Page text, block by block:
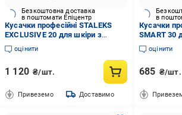
Безкоштовна доставка
в поштомати Епіцентр
Кусачки професійні STALEKS
EXCLUSIVE 20 для шкіри з
візерунком magnolia 5 мм (NX-
20-5m)
оцінити
1 120 ₴/шт.
Привеземо Доставимо
в
Кусачки
SMART 30
30-3)
оцінити
685 ₴/шт.